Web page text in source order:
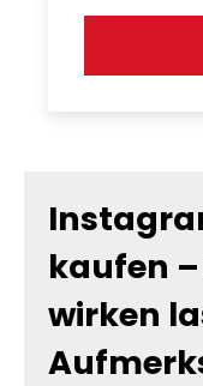
kaufen
wirken